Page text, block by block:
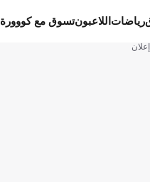
رياضات اللاعبونتسوق مع كووورة
إعلان